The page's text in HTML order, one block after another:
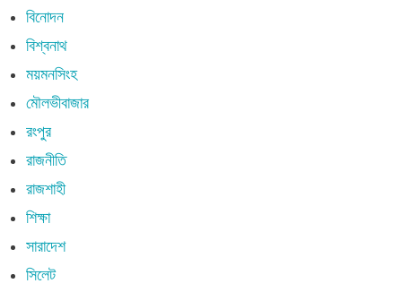
বিনোদন
বিশ্বনাথ
ময়মনসিংহ
মৌলভীবাজার
রংপুর
রাজনীতি
রাজশাহী
শিক্ষা
সারাদেশ
সিলেট